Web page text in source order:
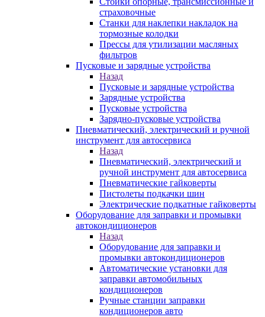
страховочные
Станки для наклепки накладок на
тормозные колодки
Прессы для утилизации масляных
фильтров
Пусковые и зарядные устройства
Назад
Пусковые и зарядные устройства
Зарядные устройства
Пусковые устройства
Зарядно-пусковые устройства
Пневматический, электрический и ручной
инструмент для автосервиса
Назад
Пневматический, электрический и
ручной инструмент для автосервиса
Пневматические гайковерты
Пистолеты подкачки шин
Электрические подкатные гайковерты
Оборудование для заправки и промывки
автокондиционеров
Назад
Оборудование для заправки и
промывки автокондиционеров
Автоматические установки для
заправки автомобильных
кондиционеров
Ручные станции заправки
кондиционеров авто